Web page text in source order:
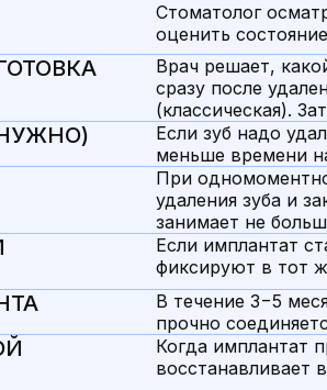
Стоматолог
оценить
Врач решает,
сразу после
(классическая).
Если зуб надо
меньше времени
При
удаления зуба и
занимает не
Если имплантат
фиксируют в тот
В течение 3−5
прочно
Когда имплантат
восстанавливает